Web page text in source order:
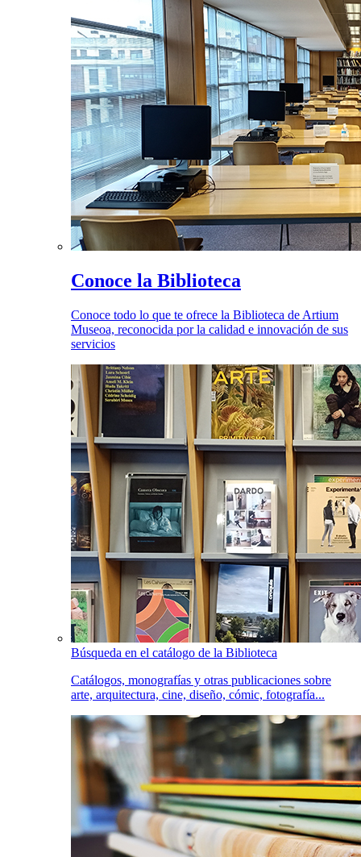
Conoce la Biblioteca
Conoce todo lo que te ofrece la Biblioteca de Artium
Museoa, reconocida por la calidad e innovación de sus
servicios
Búsqueda en el catálogo de la Biblioteca
Catálogos, monografías y otras publicaciones sobre
arte, arquitectura, cine, diseño, cómic, fotografía...